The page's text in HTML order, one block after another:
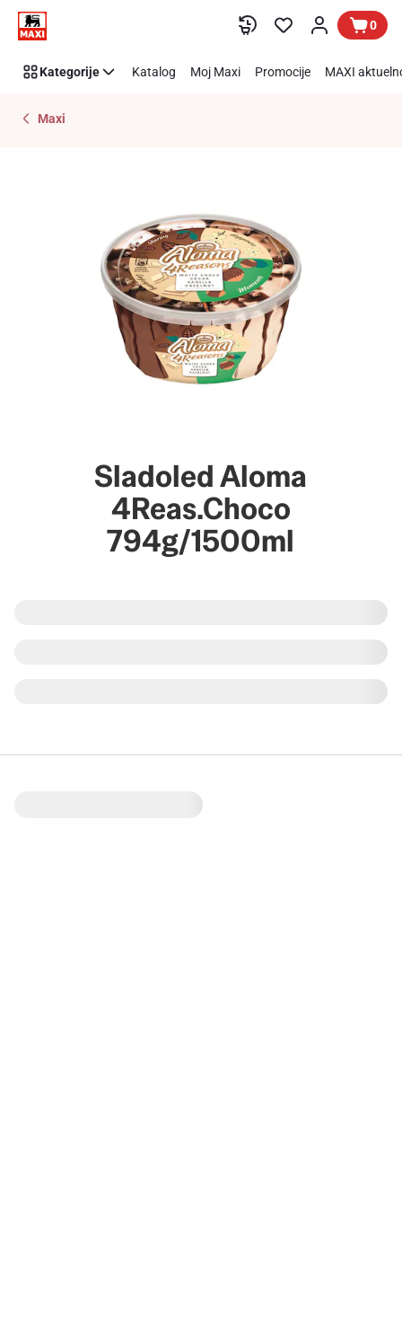
Preskoči link 0
Kategorije Katalog Moj Maxi Promocije MAXI
Maxi
Sladoled Aloma
4Reas.Choco
794g/1500ml